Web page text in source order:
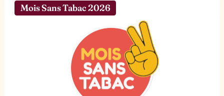
Mois Sans Tabac 2026